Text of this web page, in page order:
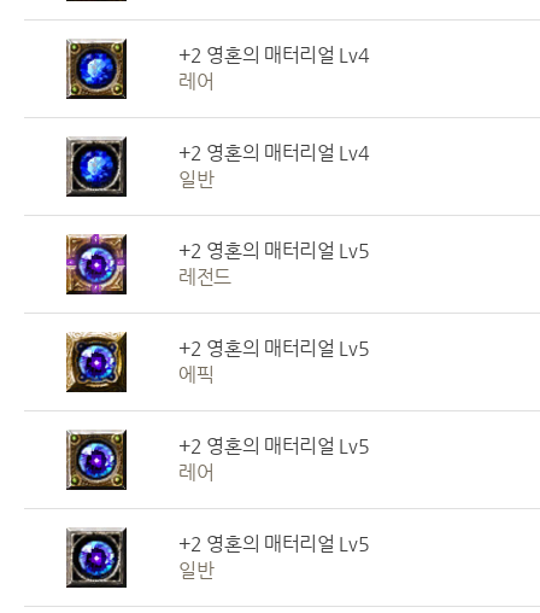
+2 영혼의 매터리얼 Lv4
레어
+2 영혼의 매터리얼 Lv4
일반
+2 영혼의 매터리얼 Lv5
레전드
+2 영혼의 매터리얼 Lv5
에픽
+2 영혼의 매터리얼 Lv5
레어
+2 영혼의 매터리얼 Lv5
일반